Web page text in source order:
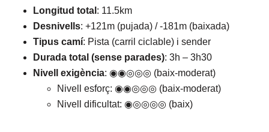
Longitud total : 11.5km
Desnivells: +121m (pujada) / -181m (baixada)
Tipus camí: Pista (carril ciclable) i sender
Durada total (sense parades): 3h – 3h30
Nivell exigència: ◉◉◎◎◎ (baix-moderat)
Nivell esforç: ◉◉◎◎◎ (baix-moderat)
Nivell dificultat: ◉◎◎◎◎ (baix)